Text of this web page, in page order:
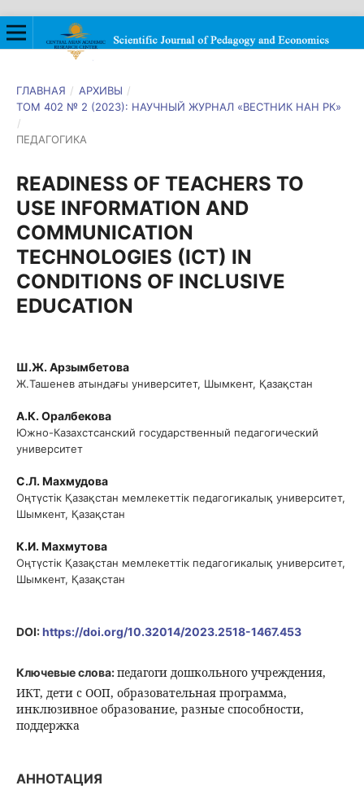
ГЛАВНАЯ / АРХИВЫ /
ТОМ 402 № 2 (2023): НАУЧНЫЙ ЖУРНАЛ «ВЕСТНИК НАН РК»
/
ПЕДАГОГИКА
READINESS OF TEACHERS TO
USE INFORMATION AND
COMMUNICATION
TECHNOLOGIES (ICT) IN
CONDITIONS OF INCLUSIVE
EDUCATION
Ш.Ж. Арзымбетова
Ж.Ташенев атындағы университет, Шымкент, Қазақстан
А.К. Оралбекова
Южно-Казахстсанский государственный педагогический
университет
С.Л. Махмудова
Оңтүстік Қазақстан мемлекеттік педагогикалық университет,
Шымкент, Қазақстан
К.И. Махмутова
Оңтүстік Қазақстан мемлекеттік педагогикалық университет,
Шымкент, Қазақстан
DOI:https://doi.org/10.32014/2023.2518-1467.453
Ключевые слова:педагоги дошкольного учреждения,
ИКТ, дети с ООП, образовательная программа,
инклюзивное образование, разные способности,
поддержка
АННОТАЦИЯ